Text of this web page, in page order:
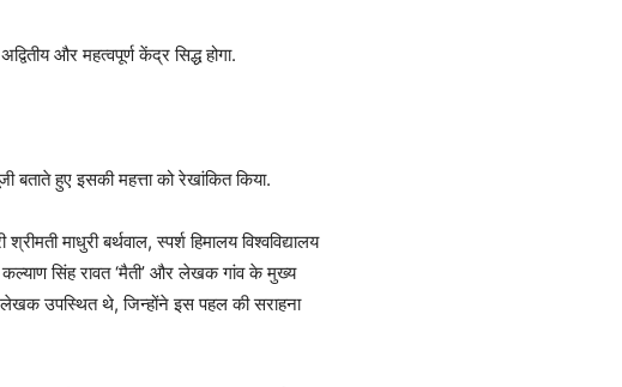
और महत्वपूर्ण केंद्र सिद्ध होगा.
हुए इसकी महत्ता को रेखांकित किया.
माधुरी बर्थवाल, स्पर्श हिमालय विश्वविद्यालय
कल्याण सिंह रावत ‘मैती’ और लेखक गांव के मुख्य
लेखक उपस्थित थे, जिन्होंने इस पहल की सराहना